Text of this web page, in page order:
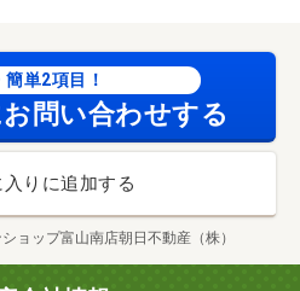
ー（スーパー）まで９９２ｍ/
簡単2項目！
問い合わせする
りに追加する
ョップ富山南店朝日不動産（株）